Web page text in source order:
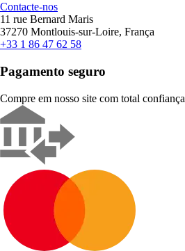
Contacte-nos
11 rue Bernard Maris
37270 Montlouis-sur-Loire, França
+33 1 86 47 62 58
Pagamento seguro
Compre em nosso site com total confiança